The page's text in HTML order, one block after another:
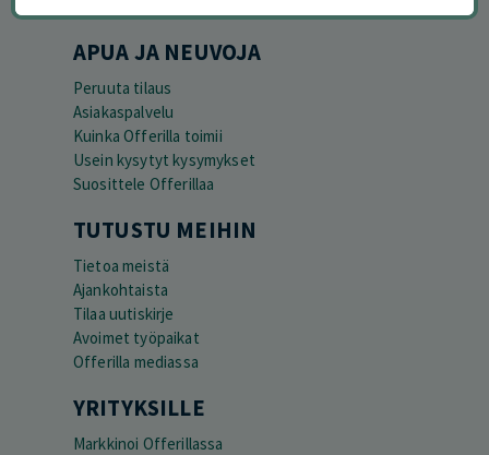
APUA JA NEUVOJA
Peruuta tilaus
Asiakaspalvelu
Kuinka Offerilla toimii
Usein kysytyt kysymykset
Suosittele Offerillaa
TUTUSTU MEIHIN
Tietoa meistä
Ajankohtaista
Tilaa uutiskirje
Avoimet työpaikat
Offerilla mediassa
YRITYKSILLE
Markkinoi Offerillassa